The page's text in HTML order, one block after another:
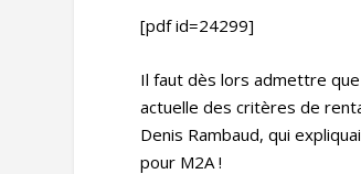
[pdf id=24299]
Il faut dès lors admettre
actuelle des critères de
Denis Rambaud, qui
pour M2A !